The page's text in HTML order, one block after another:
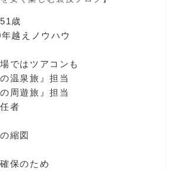
歳
越えノウハウ
ではツアコンも
温泉旅』担当
周遊旅』担当
者
縮図
保のため